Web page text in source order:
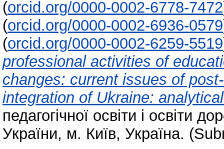
(orcid.org/0000-0002-6778-7472
(orcid.org/0000-0002-6936-0579
(orcid.org/0000-0002-6259-5519
professional activities of
changes: current issues of
integration of Ukraine:
педагогічної освіти і освіти
України, м. Київ, Україна.